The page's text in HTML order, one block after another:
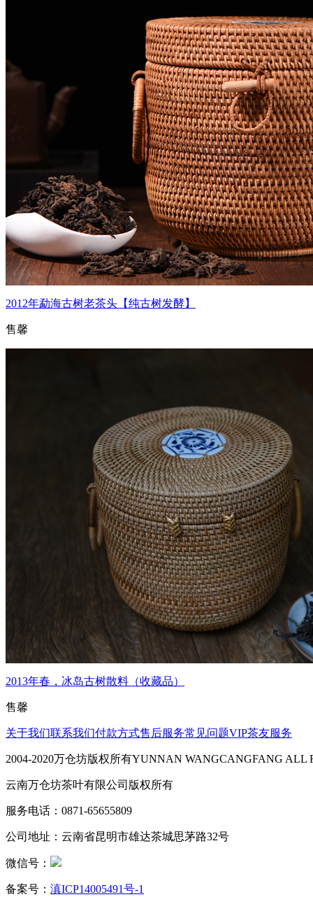
2012年勐海古树老茶头【纯古树发酵】
售馨
2013年春，冰岛古树散料（收藏品）
售馨
关于我们联系我们付款方式售后服务常见问题VIP茶友服务
2004-2020万仓坊版权所有YUNNAN WANGCANGFANG ALL
云南万仓坊茶叶有限公司版权所有
服务电话：0871-65655809
公司地址：云南省昆明市雄达茶城思茅路32号
微信号：
备案号： 滇ICP14005491号-1